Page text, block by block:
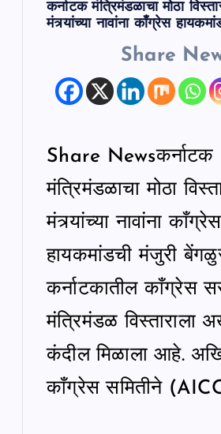
कर्नाटक मंत्रिमंडळाचा मोठा
मंत्र्यांच्या नावांना काँग्रेस
Share
Share Newsकर्नाटक
मंत्रिमंडळाचा मोठा
मंत्र्यांच्या नावांना काँग्रेस
हायकमांडची मंजुरी
कर्नाटकातील काँग्रेस
मंत्रिमंडळ विस्ताराला
कंदील मिळाला आहे.
काँग्रेस समितीने